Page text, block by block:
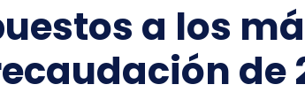
a los
de